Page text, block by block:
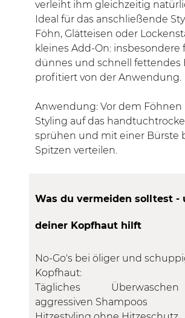
verleiht ihm gleichzeitig
Ideal für das anschließende
Föhn, Glätteisen oder
kleines Add-On: insbesondere
dünnes und schnell fettendes
profitiert von der Anwendung.
Anwendung: Vor dem Föhnen
Styling auf das
sprühen und mit einer Bürste
Spitzen verteilen.
Was du vermeiden solltest -
deiner Kopfhaut hilft
No-Go's bei öliger und
Kopfhaut:
Tägliches
aggressiven Shampoos